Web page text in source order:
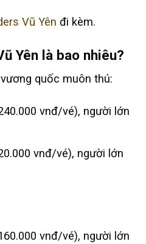
Vũ Yên đi kèm.
Yên là bao nhiêu?
quốc muôn thú:
vnđ/vé), người lớn
vnđ/vé), người lớn
vnđ/vé), người lớn